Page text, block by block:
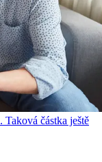
částka ještě